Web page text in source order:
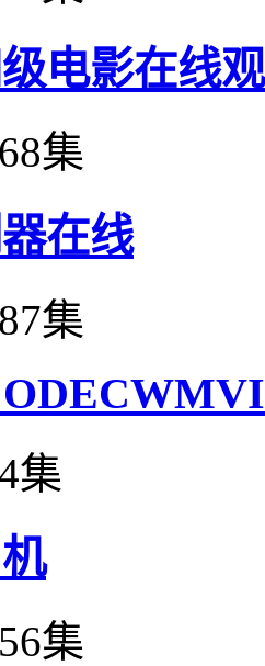
电影在线
集
在线
集
集
集